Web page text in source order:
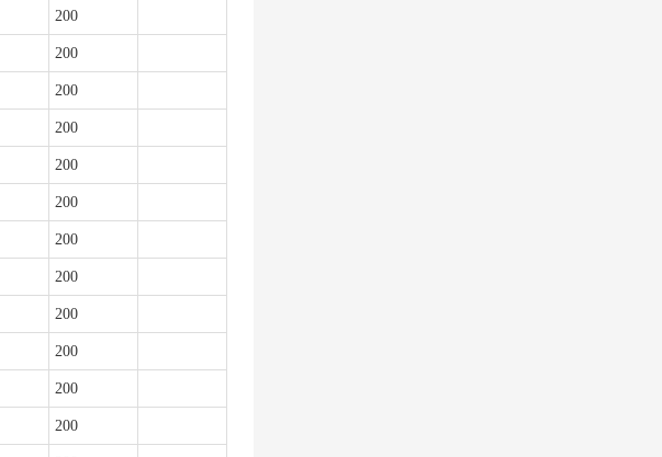
200
200
200
200
200
200
200
200
200
200
200
200